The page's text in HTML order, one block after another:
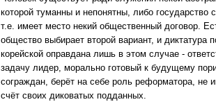
которой туманны и непонятны, либо государство
т.е. имеет место некий общественный договор.
общество выбирает второй вариант, и диктатура
корейской оправдана лишь в этом случае -
задачу лидер, морально готовый к будущему
сограждан, берёт на себе роль реформатора, не
счёт своих диковатых подданных.